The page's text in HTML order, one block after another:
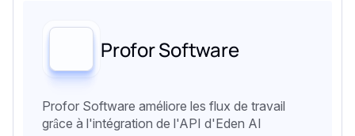
Profor Software
Profor Software améliore les flux de travail
grâce à l'intégration de l'API d'Eden AI